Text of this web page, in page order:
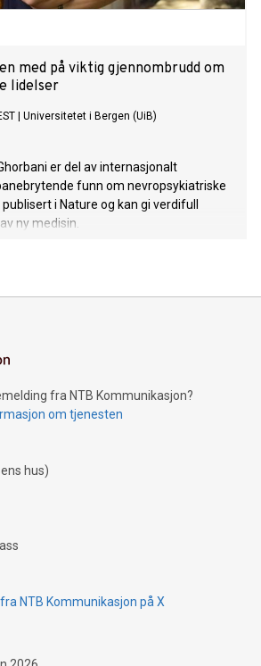
med på viktig gjennombrudd om
lidelser
Universitetet i Bergen (UiB)
er del av internasjonalt
funn om nevropsykiatriske
i Nature og kan gi verdifull
ny medisin.
fra NTB Kommunikasjon?
om tjenesten
hus)
NTB Kommunikasjon på X